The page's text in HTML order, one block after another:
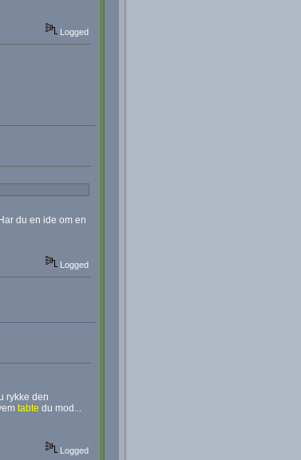
Logged
du en ide om en
Logged
rykke den
tabte du mod...
Logged